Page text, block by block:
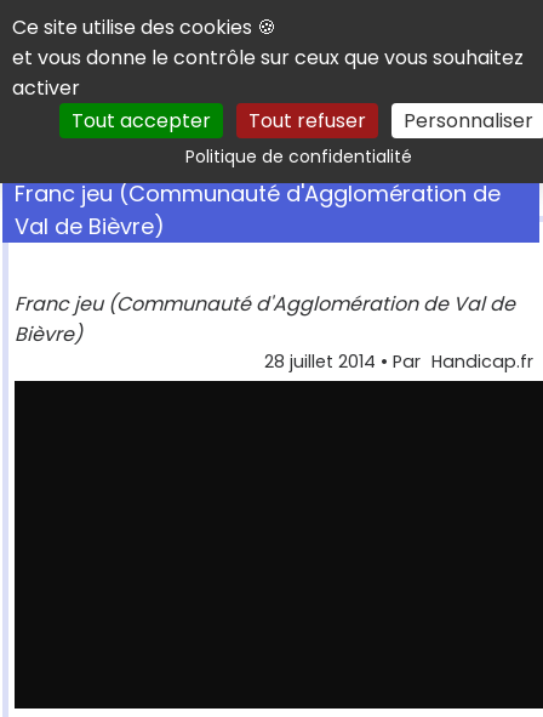
Panneau de gestion des cookies
Ce site utilise des cookies 🍪
et vous donne le contrôle sur ceux que vous souhaitez
activer
Tout accepter
Tout refuser Personnaliser
Politique de confidentialitéRechercher
Franc jeu (Communauté d'Agglomération de
Val de Bièvre)
Franc jeu (Communauté d'Agglomération de Val de
Bièvre)
28 juillet 2014 • Par Handicap.fr